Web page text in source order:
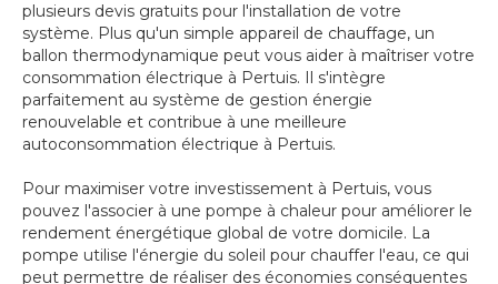
plusieurs devis gratuits pour l'installation de votre
système. Plus qu'un simple appareil de chauffage, un
ballon thermodynamique peut vous aider à maîtriser votre
consommation électrique à Pertuis. Il s'intègre
parfaitement au système de gestion énergie
renouvelable et contribue à une meilleure
autoconsommation électrique à Pertuis.
Pour maximiser votre investissement à Pertuis, vous
pouvez l'associer à une pompe à chaleur pour améliorer le
rendement énergétique global de votre domicile. La
pompe utilise l'énergie du soleil pour chauffer l'eau, ce qui
peut permettre de réaliser des économies conséquentes